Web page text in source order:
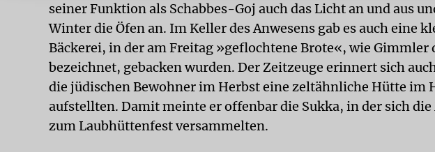
seiner Funktion als Schabbes-Goj auch das Licht an und aus
Winter die Öfen an. Im Keller des Anwesens gab es auch eine
Bäckerei, in der am Freitag »geflochtene Brote«, wie Gimmler
bezeichnet, gebacken wurden. Der Zeitzeuge erinnert sich
die jüdischen Bewohner im Herbst eine zeltähnliche Hütte im
aufstellten. Damit meinte er offenbar die Sukka, in der sich die
zum Laubhüttenfest versammelten.